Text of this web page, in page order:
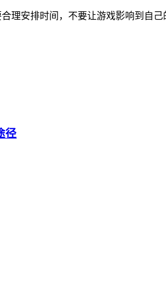
理安排时间，不要让游戏影响到自己
径